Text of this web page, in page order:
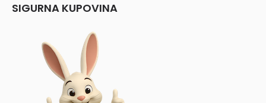
SIGURNA KUPOVINA